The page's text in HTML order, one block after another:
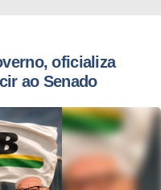
oficializa
ao Senado